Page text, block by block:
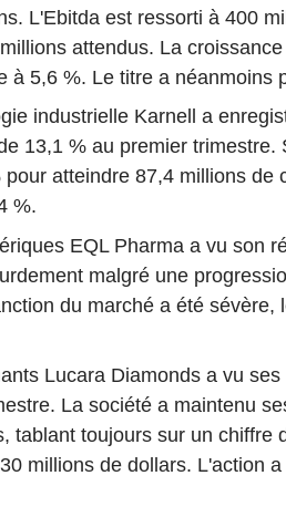
L'Ebitda est ressorti à 400
attendus. La
à 5,6 %. Le titre a néanmoins
industrielle Karnell a
13,1 % au premier trimestre.
atteindre 87,4 millions de
%.
EQL Pharma a vu son
malgré une
du marché a été sévère,
Lucara Diamonds a vu ses
La société a maintenu
tablant toujours sur un chiffre
millions de dollars. L'action